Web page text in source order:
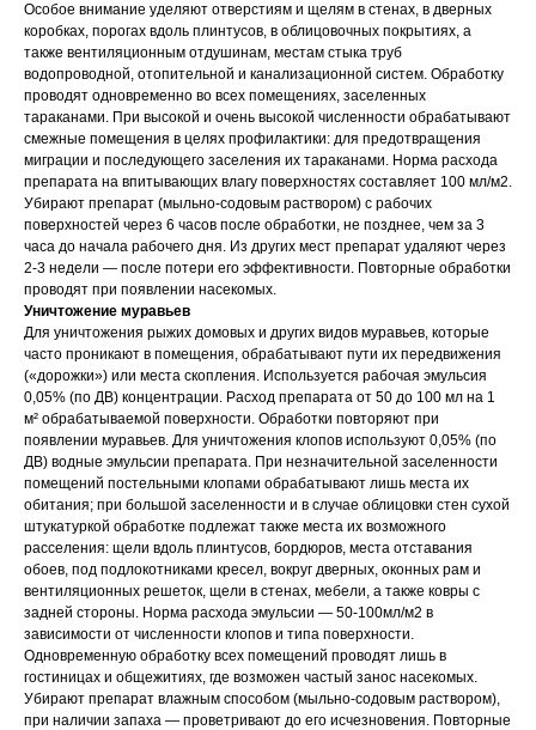
Особое внимание уделяют отверстиям и щелям в стенах, в дверных
коробках, порогах вдоль плинтусов, в облицовочных покрытиях, а
также вентиляционным отдушинам, местам стыка труб
водопроводной, отопительной и канализационной систем. Обработку
проводят одновременно во всех помещениях, заселенных
тараканами. При высокой и очень высокой численности обрабатывают
смежные помещения в целях профилактики: для предотвращения
миграции и последующего заселения их тараканами. Норма расхода
препарата на впитывающих влагу поверхностях составляет 100 мл/м2.
Убирают препарат (мыльно-содовым раствором) с рабочих
поверхностей через 6 часов после обработки, не позднее, чем за 3
часа до начала рабочего дня. Из других мест препарат удаляют через
2-3 недели — после потери его эффективности. Повторные обработки
проводят при появлении насекомых.
Уничтожение муравьев
Для уничтожения рыжих домовых и других видов муравьев, которые
часто проникают в помещения, обрабатывают пути их передвижения
(«дорожки») или места скопления. Используется рабочая эмульсия
0,05% (по ДВ) концентрации. Расход препарата от 50 до 100 мл на 1
м² обрабатываемой поверхности. Обработки повторяют при
появлении муравьев. Для уничтожения клопов используют 0,05% (по
ДВ) водные эмульсии препарата. При незначительной заселенности
помещений постельными клопами обрабатывают лишь места их
обитания; при большой заселенности и в случае облицовки стен сухой
штукатуркой обработке подлежат также места их возможного
расселения: щели вдоль плинтусов, бордюров, места отставания
обоев, под подлокотниками кресел, вокруг дверных, оконных рам и
вентиляционных решеток, щели в стенах, мебели, а также ковры с
задней стороны. Норма расхода эмульсии — 50-100мл/м2 в
зависимости от численности клопов и типа поверхности.
Одновременную обработку всех помещений проводят лишь в
гостиницах и общежитиях, где возможен частый занос насекомых.
Убирают препарат влажным способом (мыльно-содовым раствором),
при наличии запаха — проветривают до его исчезновения. Повторные